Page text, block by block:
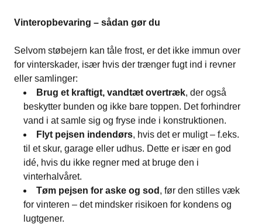
Vinteropbevaring – sådan gør du
Selvom støbejern kan tåle frost, er det ikke immun over
for vinterskader, især hvis der trænger fugt ind i revner
eller samlinger:
Brug et kraftigt, vandtæt overtræk, der også
beskytter bunden og ikke bare toppen. Det forhindrer
vand i at samle sig og fryse inde i konstruktionen.
Flyt pejsen indendørs, hvis det er muligt – f.eks.
til et skur, garage eller udhus. Dette er især en god
idé, hvis du ikke regner med at bruge den i
vinterhalvåret.
Tøm pejsen for aske og sod , før den stilles væk
for vinteren – det mindsker risikoen for kondens og
lugtgener.